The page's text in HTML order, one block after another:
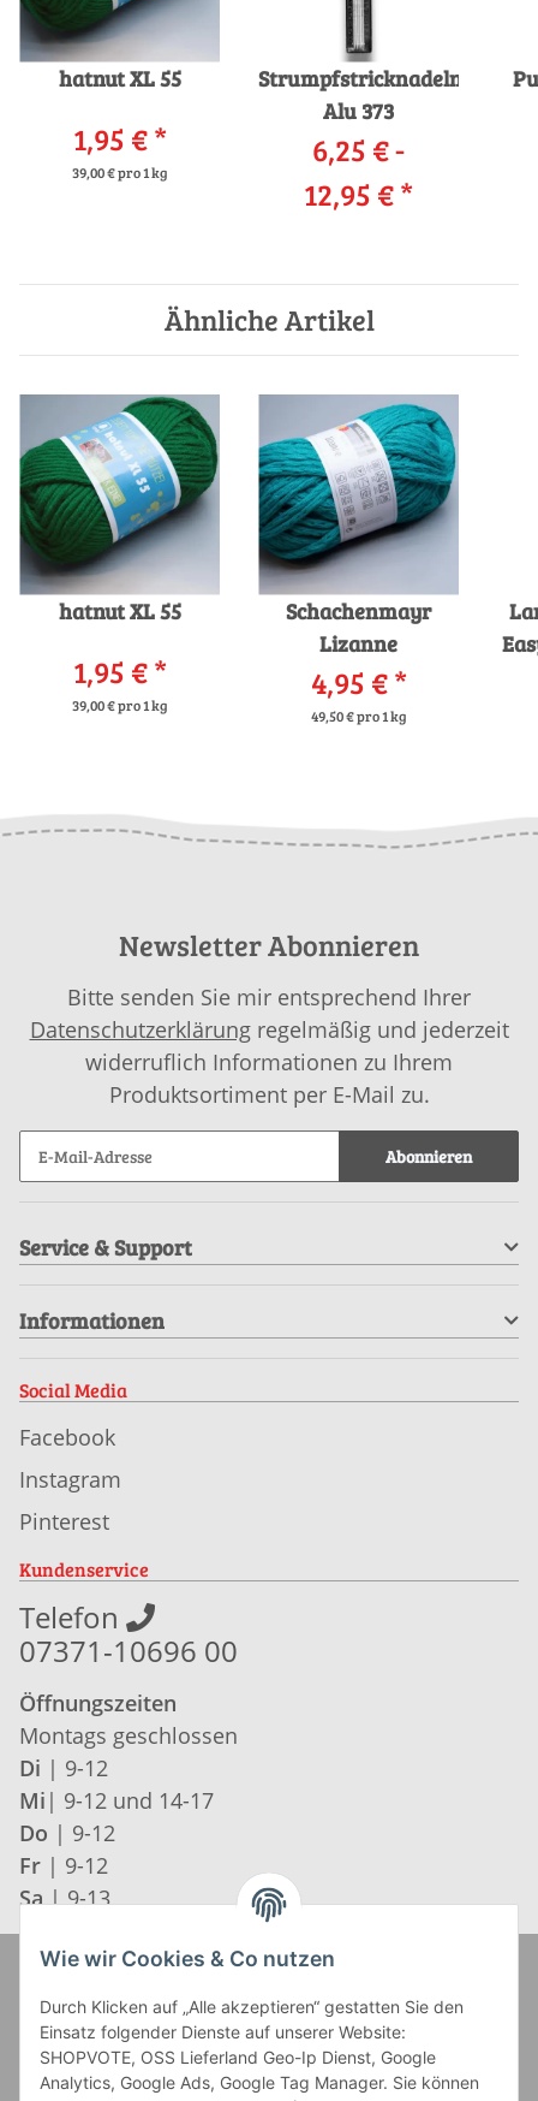
hatnut XL 55
1,95 €*
39,00 € pro 1 kg
Strumpfstricknadeln
Alu 373
6,25 € -
12,95 €*
Ähnliche Artikel
hatnut XL 55
1,95 €*
39,00 € pro 1 kg
Schachenmayr
Lizanne
4,95 €*
49,50 € pro 1 kg
Newsletter Abonnieren
Bitte senden Sie mir entsprechend Ihrer
Datenschutzerklärungregelmäßig und jederzeit
widerruflich Informationen zu Ihrem
Produktsortiment per E-Mail zu.
Abonnieren
Service & Support
Informationen
Social Media
Facebook
Instagram
Pinterest
Kundenservice
Telefon
07371-10696 00
Öffnungszeiten
Montags geschlossen
Di | 9-12
Mi | 9-12 und 14-17
Do | 9-12
Fr | 9-12
Sa | 9-13
Wie wir Cookies & Co nutzen
Durch Klicken auf „Alle akzeptieren“ gestatten Sie den
Einsatz folgender Dienste auf unserer Website:
SHOPVOTE, OSS Lieferland Geo-Ip Dienst, Google
Analytics, Google Ads, Google Tag Manager. Sie können